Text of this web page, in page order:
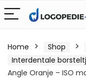
Home Shop
Interdentale
Angle Oranje – ISO